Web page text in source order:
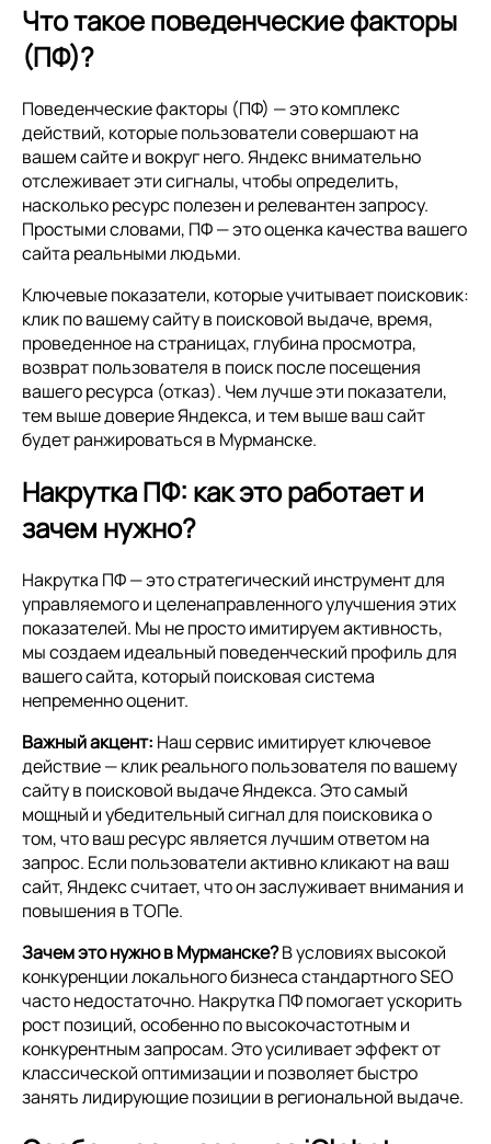
Что такое поведенческие факторы
(ПФ)?
Поведенческие факторы (ПФ) — это комплекс
действий, которые пользователи совершают на
вашем сайте и вокруг него. Яндекс внимательно
отслеживает эти сигналы, чтобы определить,
насколько ресурс полезен и релевантен запросу.
Простыми словами, ПФ — это оценка качества вашего
сайта реальными людьми.
Ключевые показатели, которые учитывает поисковик:
клик по вашему сайту в поисковой выдаче, время,
проведенное на страницах, глубина просмотра,
возврат пользователя в поиск после посещения
вашего ресурса (отказ). Чем лучше эти показатели,
тем выше доверие Яндекса, и тем выше ваш сайт
будет ранжироваться в Мурманске.
Накрутка ПФ: как это работает и
зачем нужно?
Накрутка ПФ — это стратегический инструмент для
управляемого и целенаправленного улучшения этих
показателей. Мы не просто имитируем активность,
мы создаем идеальный поведенческий профиль для
вашего сайта, который поисковая система
непременно оценит.
Важный акцент: Наш сервис имитирует ключевое
действие — клик реального пользователя по вашему
сайту в поисковой выдаче Яндекса. Это самый
мощный и убедительный сигнал для поисковика о
том, что ваш ресурс является лучшим ответом на
запрос. Если пользователи активно кликают на ваш
сайт, Яндекс считает, что он заслуживает внимания и
повышения в ТОПе.
Зачем это нужно в Мурманске?В условиях высокой
конкуренции локального бизнеса стандартного SEO
часто недостаточно. Накрутка ПФ помогает ускорить
рост позиций, особенно по высокочастотным и
конкурентным запросам. Это усиливает эффект от
классической оптимизации и позволяет быстро
занять лидирующие позиции в региональной выдаче.